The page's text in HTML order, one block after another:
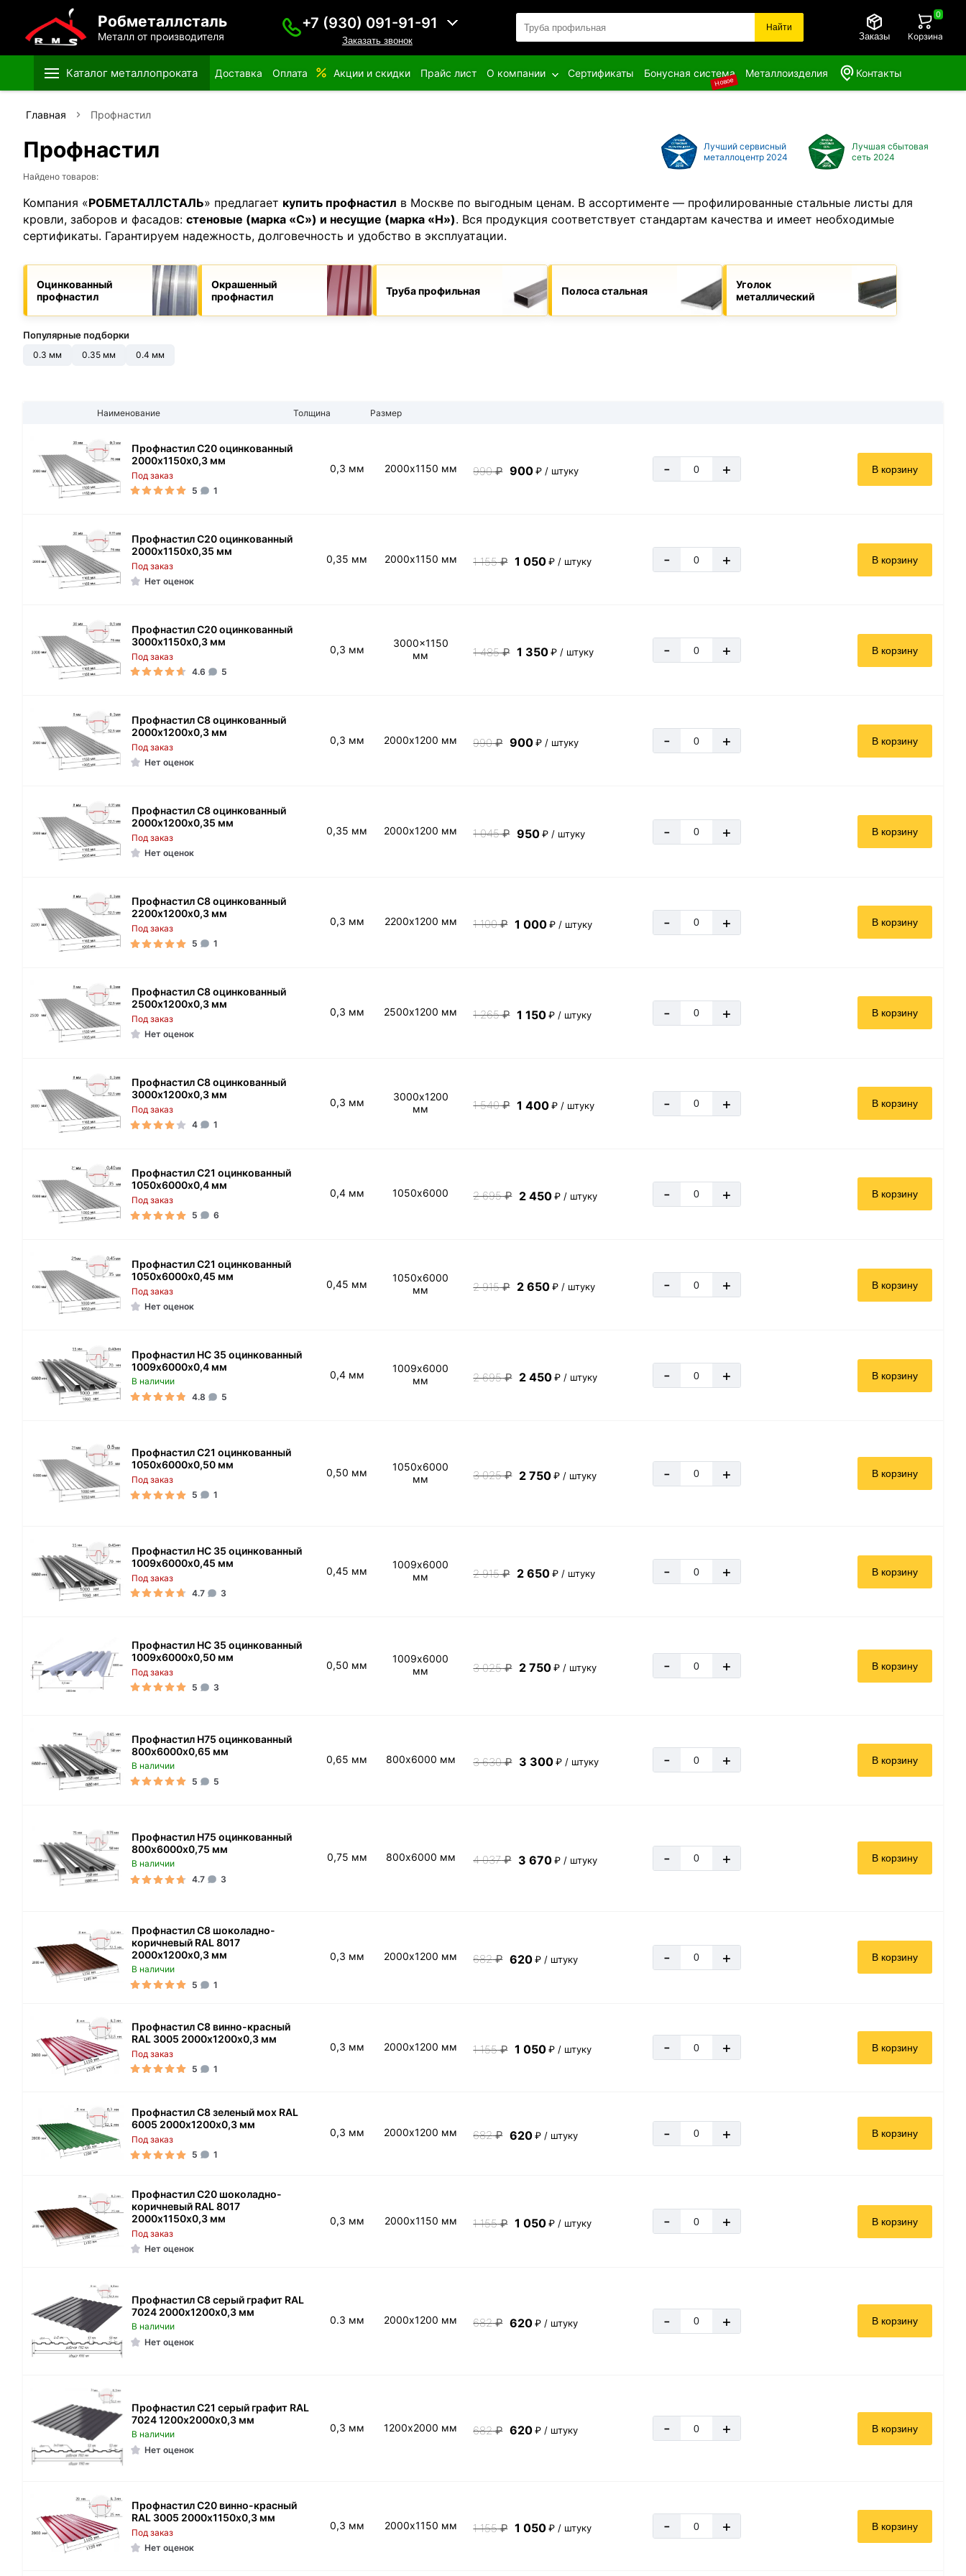
Робметаллсталь
Металл от производителя
+7 (930) 091-91-91
Заказать звонок
Найти
Заказы Корзина
0
Каталог металлопроката Доставка Оплата Акции и скидки Прайс лист О компании Сертификаты Бонусная система
Новое
Металлоизделия Контакты
Главная Профнастил
Профнастил
Найдено товаров:
Компания «РОБМЕТАЛЛСТАЛЬ» предлагает купить профнастил в Москве по выгодным ценам. В ассортименте — профилированные стальные листы для
кровли, заборов и фасадов: стеновые (марка «С») и несущие (марка «Н»). Вся продукция соответствует стандартам качества и имеет необходимые
сертификаты. Гарантируем надежность, долговечность и удобство в эксплуатации.
Оцинкованный
профнастил
Окрашенный
профнастил
Труба профильная Полоса стальная
Уголок
металлический
Популярные подборки
0.3 мм 0.35 мм 0.4 мм
Лучший сервисный
металлоцентр 2024
Лучшая сбытовая
сеть 2024
Наименование Толщина Размер
Профнастил C20 оцинкованный
2000х1150х0,3 мм
Под заказ
5
1
0,3 мм 2000х1150 мм 990₽ 900 ₽ / штуку - + В корзину
Профнастил C20 оцинкованный
2000х1150х0,35 мм
Под заказ
Нет оценок
0,35 мм 2000х1150 мм 1 155₽ 1 050 ₽ / штуку - + В корзину
Профнастил C20 оцинкованный
3000х1150х0,3 мм
Под заказ
4.6
5
0,3 мм
3000x1150
мм
1 485₽ 1 350 ₽ / штуку - + В корзину
Профнастил С8 оцинкованный
2000х1200х0,3 мм
Под заказ
Нет оценок
0,3 мм 2000х1200 мм 990₽ 900 ₽ / штуку - + В корзину
Профнастил С8 оцинкованный
2000х1200х0,35 мм
Под заказ
Нет оценок
0,35 мм 2000х1200 мм 1 045₽ 950 ₽ / штуку - + В корзину
Профнастил С8 оцинкованный
2200х1200х0,3 мм
Под заказ
5
1
0,3 мм 2200х1200 мм 1 100₽ 1 000 ₽ / штуку - + В корзину
Профнастил С8 оцинкованный
2500х1200х0,3 мм
Под заказ
Нет оценок
0,3 мм 2500х1200 мм 1 265₽ 1 150 ₽ / штуку - + В корзину
Профнастил С8 оцинкованный
3000х1200х0,3 мм
Под заказ
4
1
0,3 мм
3000х1200
мм
1 540₽ 1 400 ₽ / штуку - + В корзину
Профнастил C21 оцинкованный
1050х6000х0,4 мм
Под заказ
5
6
0,4 мм 1050х6000 2 695₽ 2 450 ₽ / штуку - + В корзину
Профнастил C21 оцинкованный
1050х6000х0,45 мм
Под заказ
Нет оценок
0,45 мм
1050х6000
мм
2 915₽ 2 650 ₽ / штуку - + В корзину
Профнастил НС 35 оцинкованный
1009х6000х0,4 мм
В наличии
4.8
5
0,4 мм
1009х6000
мм
2 695₽ 2 450 ₽ / штуку - + В корзину
Профнастил C21 оцинкованный
1050х6000х0,50 мм
Под заказ
5
1
0,50 мм
1050х6000
мм
3 025₽ 2 750 ₽ / штуку - + В корзину
Профнастил НС 35 оцинкованный
1009х6000х0,45 мм
Под заказ
4.7
3
0,45 мм
1009х6000
мм
2 915₽ 2 650 ₽ / штуку - + В корзину
Профнастил НС 35 оцинкованный
1009х6000х0,50 мм
Под заказ
5
3
0,50 мм
1009х6000
мм
3 025₽ 2 750 ₽ / штуку - + В корзину
Профнастил Н75 оцинкованный
800х6000х0,65 мм
В наличии
5
5
0,65 мм 800х6000 мм 3 630₽ 3 300 ₽ / штуку - + В корзину
Профнастил Н75 оцинкованный
800х6000х0,75 мм
В наличии
4.7
3
0,75 мм 800х6000 мм 4 037₽ 3 670 ₽ / штуку - + В корзину
Профнастил С8 шоколадно-
коричневый RAL 8017
2000х1200х0,3 мм
В наличии
5
1
0,3 мм 2000х1200 мм 682₽ 620 ₽ / штуку - + В корзину
Профнастил С8 винно-красный
RAL 3005 2000х1200х0,3 мм
Под заказ
5
1
0,3 мм 2000х1200 мм 1 155₽ 1 050 ₽ / штуку - + В корзину
Профнастил С8 зеленый мох RAL
6005 2000х1200х0,3 мм
Под заказ
5
1
0,3 мм 2000х1200 мм 682₽ 620 ₽ / штуку - + В корзину
Профнастил С20 шоколадно-
коричневый RAL 8017
2000х1150х0,3 мм
Под заказ
Нет оценок
0,3 мм 2000х1150 мм 1 155₽ 1 050 ₽ / штуку - + В корзину
Профнастил С8 серый графит RAL
7024 2000х1200х0,3 мм
В наличии
Нет оценок
0.3 мм 2000х1200 мм 682₽ 620 ₽ / штуку - + В корзину
Профнастил С21 серый графит RAL
7024 1200х2000х0,3 мм
В наличии
Нет оценок
0,3 мм 1200х2000 мм 682₽ 620 ₽ / штуку - + В корзину
Профнастил С20 винно-красный
RAL 3005 2000х1150х0,3 мм
Под заказ
Нет оценок
0,3 мм 2000х1150 мм 1 155₽ 1 050 ₽ / штуку - + В корзину